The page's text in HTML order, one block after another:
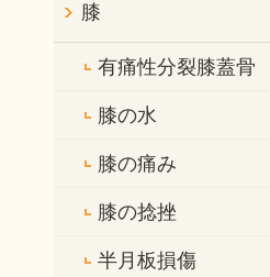
膝
有痛性分裂膝蓋骨
膝の水
膝の痛み
膝の捻挫
半月板損傷